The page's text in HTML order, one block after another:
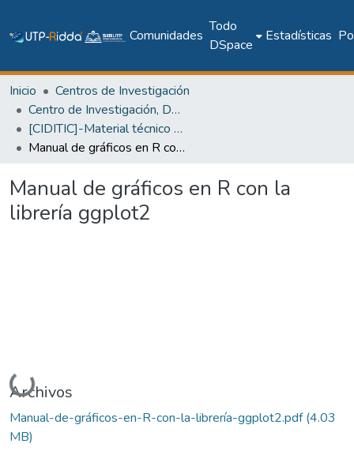
Comunidades
Todo
DSpace
Estadísticas
Inicio
Centros de Investigación
Centro de Investigación, Desarrollo e Innovación en TIC
[CIDITIC]-Material técnico o académico
Manual de gráficos en R con la librería ggplot2
Manual de gráficos en R con la
librería ggplot2
Cargando...
Archivos
Manual-de-gráficos-en-R-con-la-librería-ggplot2.pdf(4.03
MB)